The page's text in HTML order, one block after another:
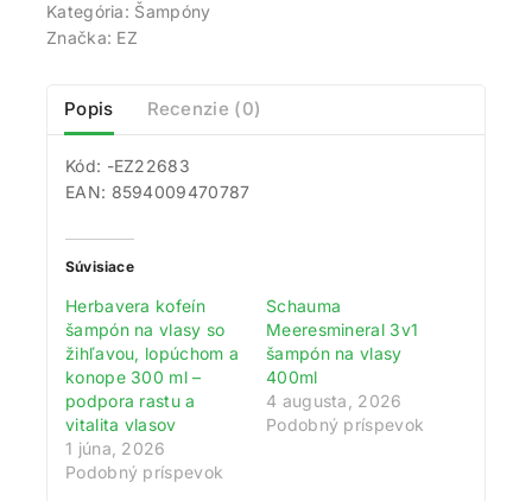
Kategória: Šampóny
Značka: EZ
Popis Recenzie (0)
Kód: -EZ22683
EAN: 8594009470787
Súvisiace
Herbavera kofeín
šampón na vlasy so
žihľavou, lopúchom a
konope 300 ml –
podpora rastu a
vitalita vlasov
1 júna, 2026
Podobný príspevok
Schauma
Meeresmineral 3v1
šampón na vlasy
400ml
4 augusta, 2026
Podobný príspevok
Získajte 200 bodov za registráciu a
zbierajte odmeny!